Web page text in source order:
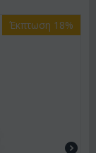
Έκπτωση 18%